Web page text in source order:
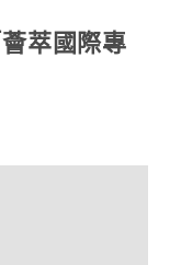
萃國際專